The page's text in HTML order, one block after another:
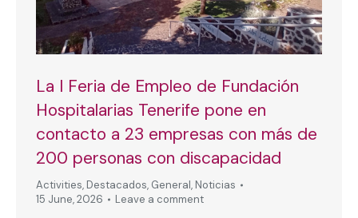
La I Feria de Empleo de Fundación
Hospitalarias Tenerife pone en
contacto a 23 empresas con más de
200 personas con discapacidad
Activities, Destacados, General, Noticias
15 June, 2026
Leave a comment